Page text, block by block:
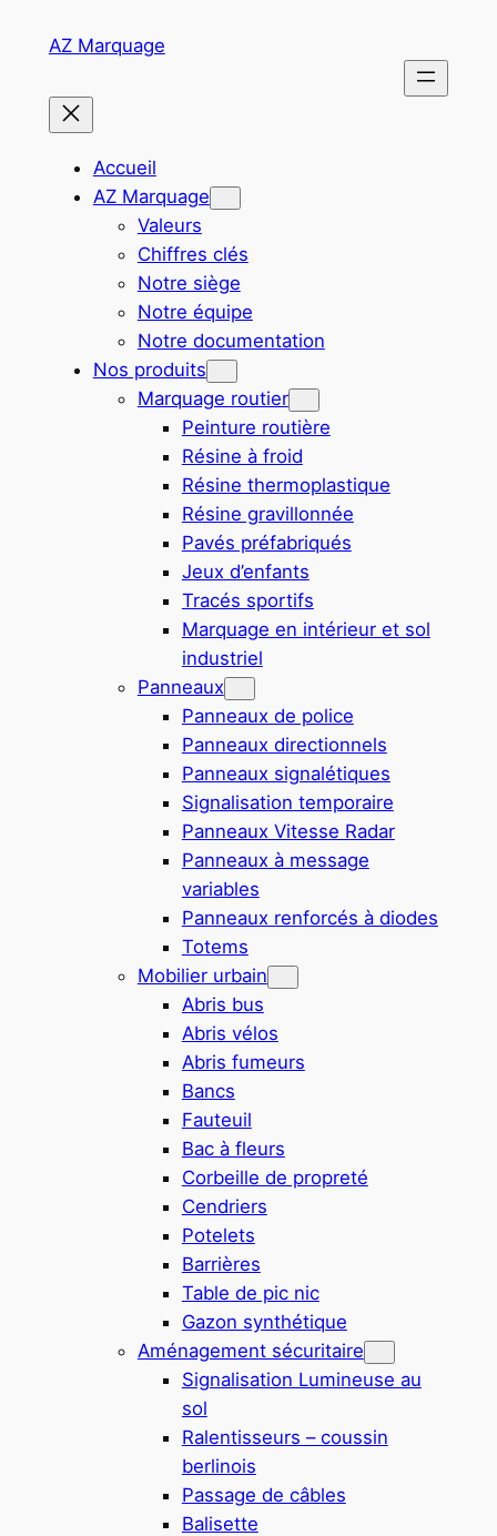
AZ Marquage
Accueil
AZ Marquage
Valeurs
Chiffres clés
Notre siège
Notre équipe
Notre documentation
Nos produits
Marquage routier
Peinture routière
Résine à froid
Résine thermoplastique
Résine gravillonnée
Pavés préfabriqués
Jeux d’enfants
Tracés sportifs
Marquage en intérieur et sol
industriel
Panneaux
Panneaux de police
Panneaux directionnels
Panneaux signalétiques
Signalisation temporaire
Panneaux Vitesse Radar
Panneaux à message
variables
Panneaux renforcés à diodes
Totems
Mobilier urbain
Abris bus
Abris vélos
Abris fumeurs
Bancs
Fauteuil
Bac à fleurs
Corbeille de propreté
Cendriers
Potelets
Barrières
Table de pic nic
Gazon synthétique
Aménagement sécuritaire
Signalisation Lumineuse au
sol
Ralentisseurs – coussin
berlinois
Passage de câbles
Balisette